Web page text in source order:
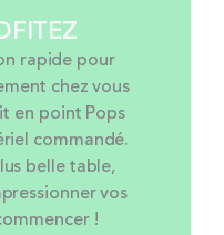
rapide pour
chez vous
en point Pops
commandé.
belle table,
vos
!